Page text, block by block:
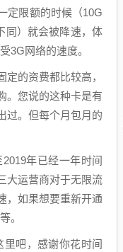
定限额的时候（10G
同）就会被降速，体
3G网络的速度。
的资费都比较高，
。您说的这种卡是有
过。但每个月包月的
年已经一年时间
大运营商对于无限流
，如果想要重新开通
。
吧，感谢你花时间